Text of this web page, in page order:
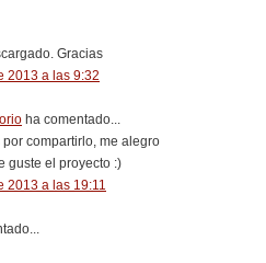
Gracias
2013 a las 9:32
ha comentado...
compartirlo, me alegro
guste el proyecto :)
2013 a las 19:11